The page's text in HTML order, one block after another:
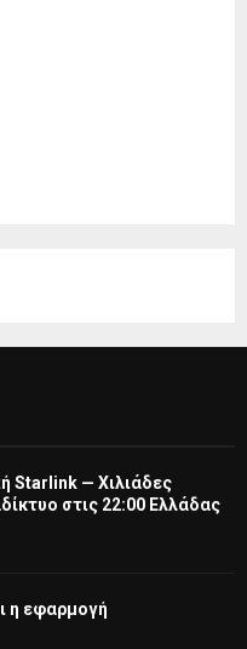
Starlink — Χιλιάδες
στις 22:00 Ελλάδας
η εφαρμογή